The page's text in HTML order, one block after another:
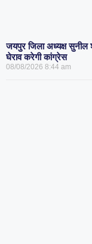
जयपुर जिला अध्यक्ष सुनील
घेराव करेगी कांग्रेस
08/08/2026 8:44 am